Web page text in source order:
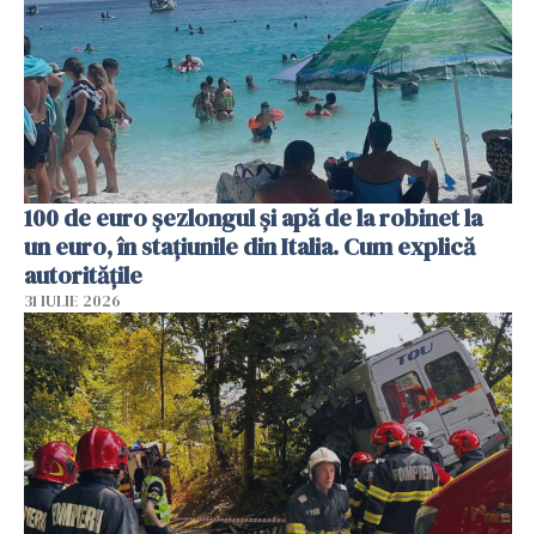
100 de euro șezlongul și apă de la robinet la
un euro, în stațiunile din Italia. Cum explică
autoritățile
31 IULIE 2026